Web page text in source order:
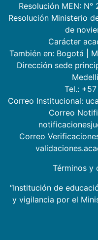
Resolución MEN:
Resolución Ministerio
de
Carácter
También en: Bogotá
Dirección sede
Tel.:
Correo Institucional:
Correo
Correo
Términos y
“Institución de
y vigilancia por el